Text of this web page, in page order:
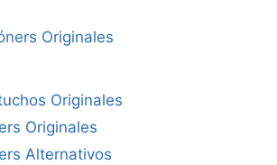
Originales
Originales
Originales
Alternativos